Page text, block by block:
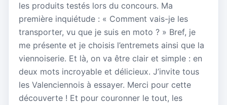
les produits testés lors du concours. Ma
première inquiétude : « Comment vais-je les
transporter, vu que je suis en moto ? » Bref, je
me présente et je choisis l’entremets ainsi que la
viennoiserie. Et là, on va être clair et simple : en
deux mots incroyable et délicieux. J’invite tous
les Valenciennois à essayer. Merci pour cette
découverte ! Et pour couronner le tout, les